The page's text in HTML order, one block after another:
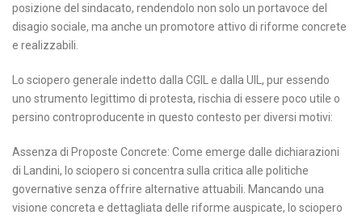
posizione del sindacato, rendendolo non solo un portavoce del
disagio sociale, ma anche un promotore attivo di riforme concrete
e realizzabili.
Lo sciopero generale indetto dalla CGIL e dalla UIL, pur essendo
uno strumento legittimo di protesta, rischia di essere poco utile o
persino controproducente in questo contesto per diversi motivi:
Assenza di Proposte Concrete: Come emerge dalle dichiarazioni
di Landini, lo sciopero si concentra sulla critica alle politiche
governative senza offrire alternative attuabili. Mancando una
visione concreta e dettagliata delle riforme auspicate, lo sciopero